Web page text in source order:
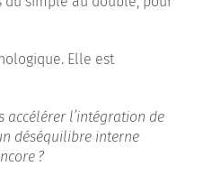
Elle est
accélérer l’intégration de
déséquilibre interne
?